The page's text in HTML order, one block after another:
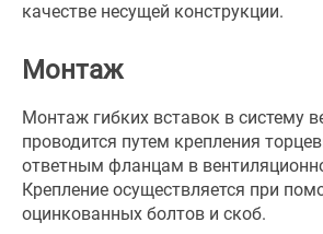
качестве несущей конструкции.
Монтаж
Монтаж гибких вставок в систему
проводится путем крепления
ответным фланцам в
Крепление осуществляется при
оцинкованных болтов и скоб.